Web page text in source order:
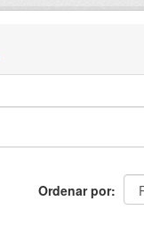
Ordenar por